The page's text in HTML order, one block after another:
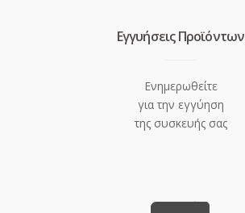
Eγγυήσεις Προϊόντων
Ενημερωθείτε
για την εγγύηση
της συσκευής σας